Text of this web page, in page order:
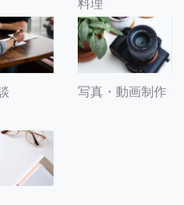
料理
写真・動画制作